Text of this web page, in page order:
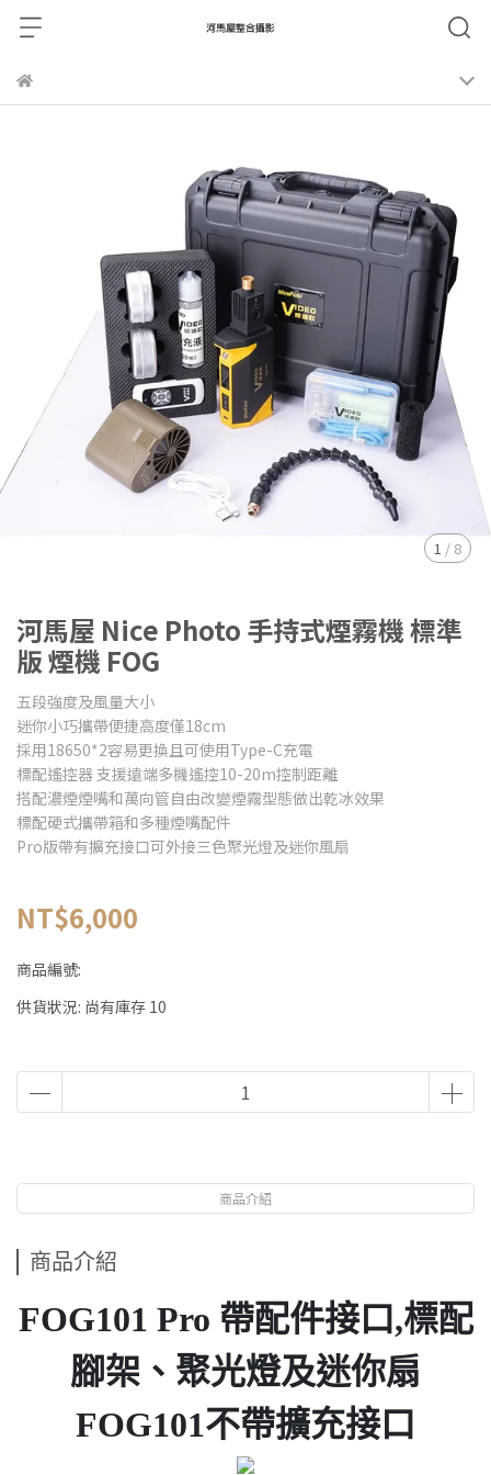
1 / 8
河馬屋 Nice Photo 手持式煙霧機 標準
版 煙機 FOG
五段強度及風量大小
迷你小巧攜帶便捷高度僅18cm
採用18650*2容易更換且可使用Type-C充電
標配遙控器 支援遠端多機遙控10-20m控制距離
搭配濃煙煙嘴和萬向管自由改變煙霧型態做出乾冰效果
標配硬式攜帶箱和多種煙嘴配件
Pro版帶有擴充接口可外接三色聚光燈及迷你風扇
NT$6,000
商品編號:
供貨狀況: 尚有庫存 10
商品介紹
商品介紹
FOG101 Pro 帶配件接口,標配
腳架、聚光燈及迷你扇
FOG101不帶擴充接口